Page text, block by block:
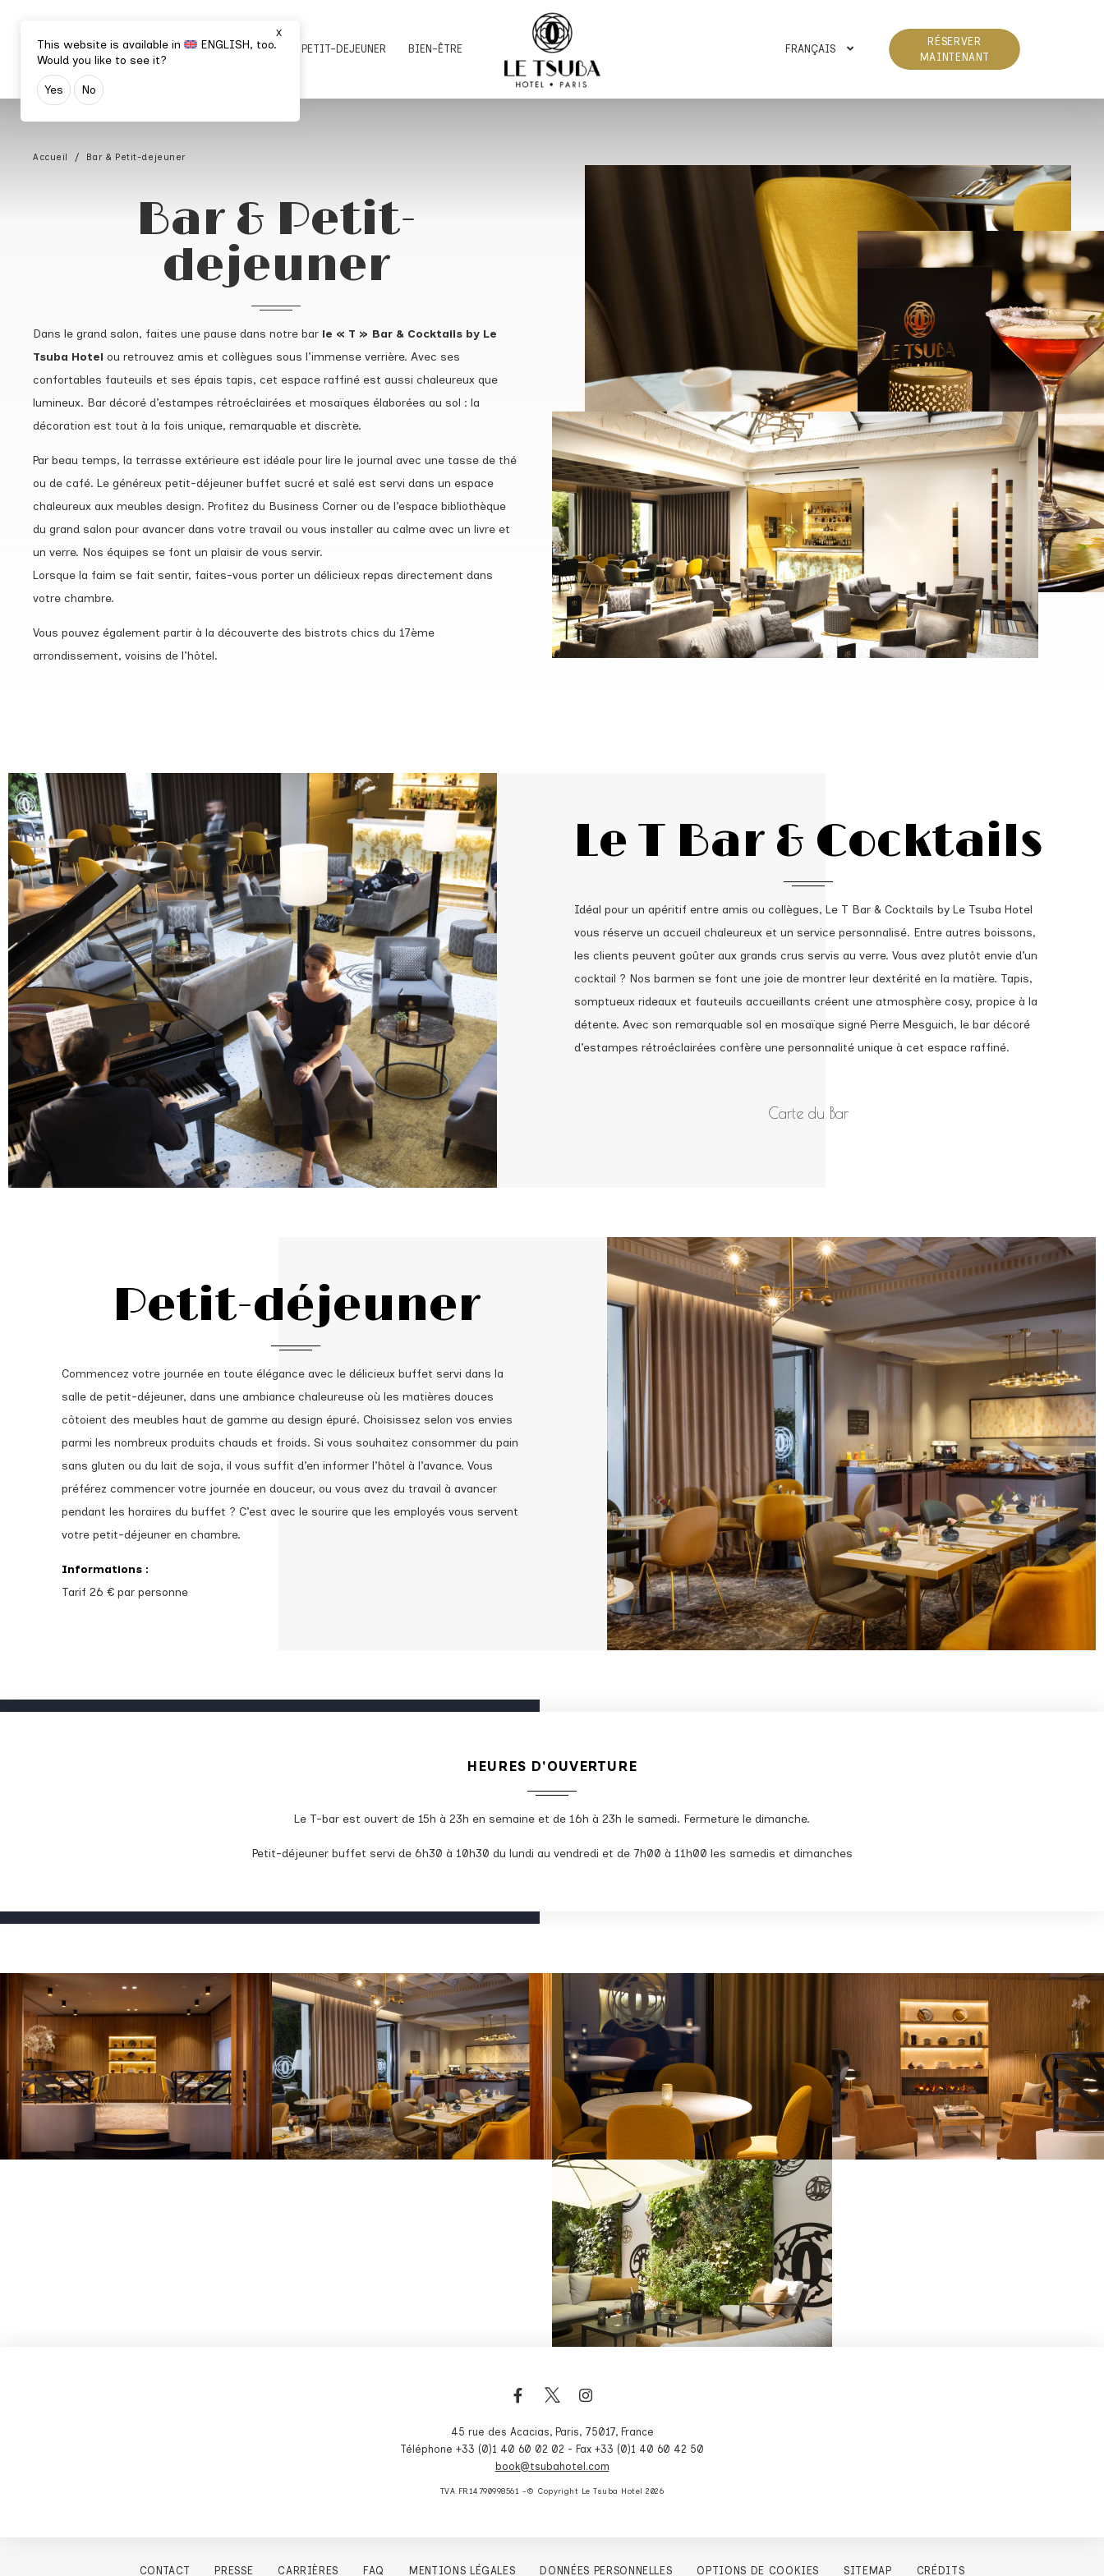
CHAMBRES & SUITES BAR & PETIT-DEJEUNER BIEN-ÊTRE FRANÇAIS
RÉSERVER
MAINTENANT
Accueil Bar & Petit-dejeuner
Bar & Petit-
dejeuner
Dans le grand salon, faites une pause dans notre bar le « T » Bar & Cocktails by Le
Tsuba Hotel ou retrouvez amis et collègues sous l’immense verrière. Avec ses
confortables fauteuils et ses épais tapis, cet espace raffiné est aussi chaleureux que
lumineux. Bar décoré d’estampes rétroéclairées et mosaïques élaborées au sol : la
décoration est tout à la fois unique, remarquable et discrète.
Par beau temps, la terrasse extérieure est idéale pour lire le journal avec une tasse de thé
ou de café. Le généreux petit-déjeuner buffet sucré et salé est servi dans un espace
chaleureux aux meubles design. Profitez du Business Corner ou de l’espace bibliothèque
du grand salon pour avancer dans votre travail ou vous installer au calme avec un livre et
un verre. Nos équipes se font un plaisir de vous servir.
Lorsque la faim se fait sentir, faites-vous porter un délicieux repas directement dans
votre chambre.
Vous pouvez également partir à la découverte des bistrots chics du 17ème
arrondissement, voisins de l’hôtel.
Le T Bar & Cocktails
Idéal pour un apéritif entre amis ou collègues, Le T Bar & Cocktails by Le Tsuba Hotel
vous réserve un accueil chaleureux et un service personnalisé. Entre autres boissons,
les clients peuvent goûter aux grands crus servis au verre. Vous avez plutôt envie d’un
cocktail ? Nos barmen se font une joie de montrer leur dextérité en la matière. Tapis,
somptueux rideaux et fauteuils accueillants créent une atmosphère cosy, propice à la
détente. Avec son remarquable sol en mosaïque signé Pierre Mesguich, le bar décoré
d’estampes rétroéclairées confère une personnalité unique à cet espace raffiné.
Carte du Bar
Petit-déjeuner
Commencez votre journée en toute élégance avec le délicieux buffet servi dans la
salle de petit-déjeuner, dans une ambiance chaleureuse où les matières douces
côtoient des meubles haut de gamme au design épuré. Choisissez selon vos envies
parmi les nombreux produits chauds et froids. Si vous souhaitez consommer du pain
sans gluten ou du lait de soja, il vous suffit d’en informer l’hôtel à l’avance. Vous
préférez commencer votre journée en douceur, ou vous avez du travail à avancer
pendant les horaires du buffet ? C’est avec le sourire que les employés vous servent
votre petit-déjeuner en chambre.
Informations :
Tarif 26 € par personne
HEURES D'OUVERTURE
Le T-bar est ouvert de 15h à 23h en semaine et de 16h à 23h le samedi. Fermeture le dimanche.
Petit-déjeuner buffet servi de 6h30 à 10h30 du lundi au vendredi et de 7h00 à 11h00 les samedis et dimanches
45 rue des Acacias, Paris, 75017, France
Téléphone +33 (0)1 40 60 02 02 - Fax +33 (0)1 40 60 42 50
book@tsubahotel.com
TVA FR14790998561 -© Copyright Le Tsuba Hotel 2026
CONTACT PRESSE CARRIÈRES FAQ MENTIONS LÉGALES DONNÉES PERSONNELLES OPTIONS DE COOKIES SITEMAP CRÉDITS
X
This website is available in ENGLISH, too.
Would you like to see it?
Yes No